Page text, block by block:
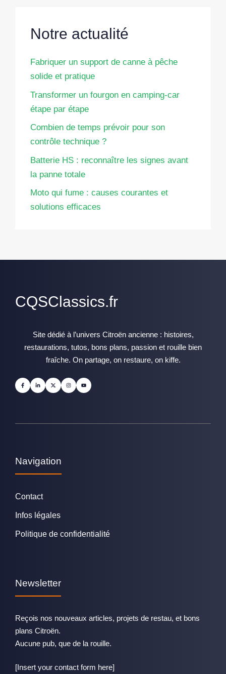
Notre actualité
Fabriquer un support de canne à pêche
solide et pratique
Transformer un fourgon en camping-car
étape par étape
Combien de temps prévoir pour son
contrôle technique ?
Batterie HS : reconnaître les signes avant
la panne totale
Moto qui fume : causes courantes et
solutions efficaces
CQSClassics.fr
Site dédié à l’univers Citroën ancienne : histoires,
restaurations, tutos, bons plans, passion et rouille bien
fraîche. On partage, on restaure, on kiffe.
Navigation
Contact
Infos légales
Politique de confidentialité
Newsletter
Reçois nos nouveaux articles, projets de restau, et bons
plans Citroën.
Aucune pub, que de la rouille.
[Insert your contact form here]